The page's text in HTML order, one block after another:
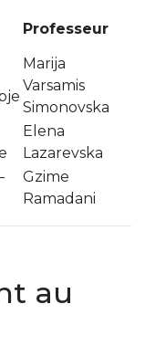
Professeur
Marija
Varsamis
Simonovska
Elena
Lazarevska
Gzime
Ramadani
au